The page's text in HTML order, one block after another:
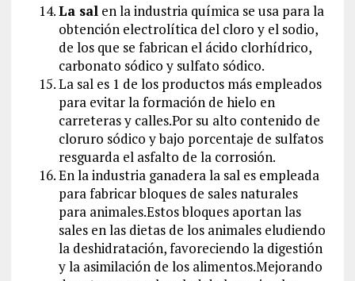
La salen la industria química se usa para la
obtención electrolítica del cloro y el sodio,
de los que se fabrican el ácido clorhídrico,
carbonato sódico y sulfato sódico.
La sal es 1 de los productos más empleados
para evitar la formación de hielo en
carreteras y calles.Por su alto contenido de
cloruro sódico y bajo porcentaje de sulfatos
resguarda el asfalto de la corrosión.
En la industria ganadera la sal es empleada
para fabricar bloques de sales naturales
para animales.Estos bloques aportan las
sales en las dietas de los animales eludiendo
la deshidratación, favoreciendo la digestión
y la asimilación de los alimentos.Mejorando